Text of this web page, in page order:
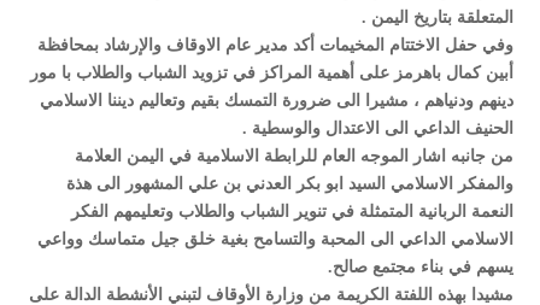
المتعلقة بتاريخ اليمن .
وفي حفل الاختتام المخيمات أكد مدير عام الاوقاف والإرشاد بمحافظة
أبين كمال باهرمز على أهمية المراكز في تزويد الشباب والطلاب با مور
دينهم ودنياهم ، مشيرا الى ضرورة التمسك بقيم وتعاليم ديننا الاسلامي
الحنيف الداعي الى الاعتدال والوسطية .
من جانبه اشار الموجه العام للرابطة الاسلامية في اليمن العلامة
والمفكر الاسلامي السيد ابو بكر العدني بن علي المشهور الى هذة
النعمة الربانية المتمثلة في تنوير الشباب والطلاب وتعليمهم الفكر
الاسلامي الداعي الى المحبة والتسامح بغية خلق جيل متماسك وواعي
يسهم في بناء مجتمع صالح.
مشيدا بهذه اللفتة الكريمة من وزارة الأوقاف لتبني الأنشطة الدالة على